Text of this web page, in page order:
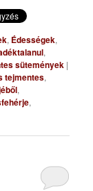
, Édességek,
,
sütemények |
tejmentes,
,
,